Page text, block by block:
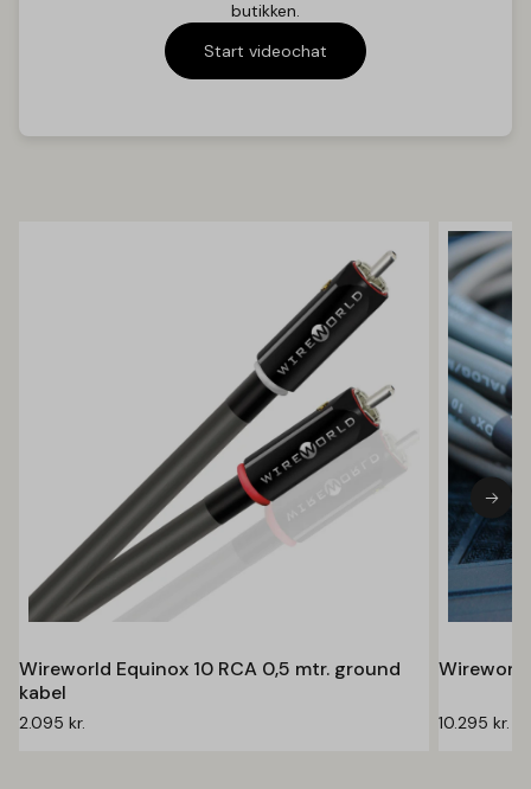
butikken.
Start videochat
Wireworld Equinox 10 RCA 0,5 mtr. ground
kabel
2.095 kr. 10.295 kr.